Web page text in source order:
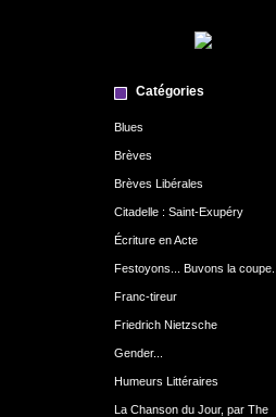
Catégories
Blues
Brèves
Brèves Libérales
Citadelle : Saint-Exupéry
Écriture en Acte
Festoyons... Buvons la coupe...
Franc-tireur
Friedrich Nietzsche
Gender...
Humeurs Littéraires
La Chanson du Jour, par The